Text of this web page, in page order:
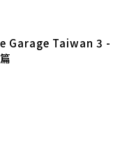
Garage Taiwan 3 -